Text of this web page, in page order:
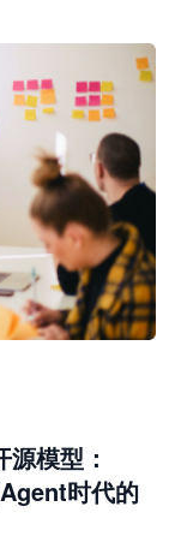
模型：
时代的